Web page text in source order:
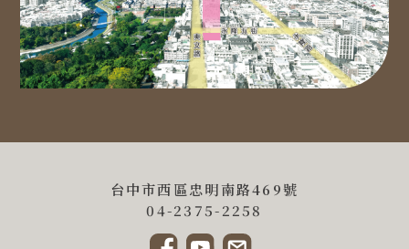
台中市西區忠明南路469號
04-2375-2258